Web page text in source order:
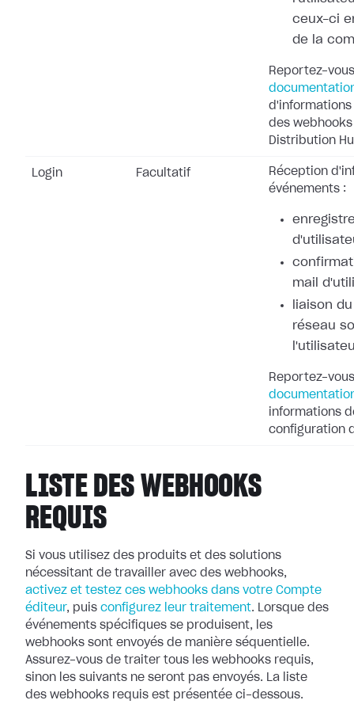
ceux-ci
de la
Reportez-
des
Distribution
Login Facultatif
Réception
événements :
mail
liaison
réseau
Reportez-
informations
configuration
LISTE DES WEBHOOKS
REQUIS
Si vous utilisez des produits et des solutions
nécessitant de travailler avec des webhooks,
activez et testez ces webhooks dans votre Compte
éditeur, puis configurez leur traitement. Lorsque des
événements spécifiques se produisent, les
webhooks sont envoyés de manière séquentielle.
Assurez-vous de traiter tous les webhooks requis,
sinon les suivants ne seront pas envoyés. La liste
des webhooks requis est présentée ci-dessous.